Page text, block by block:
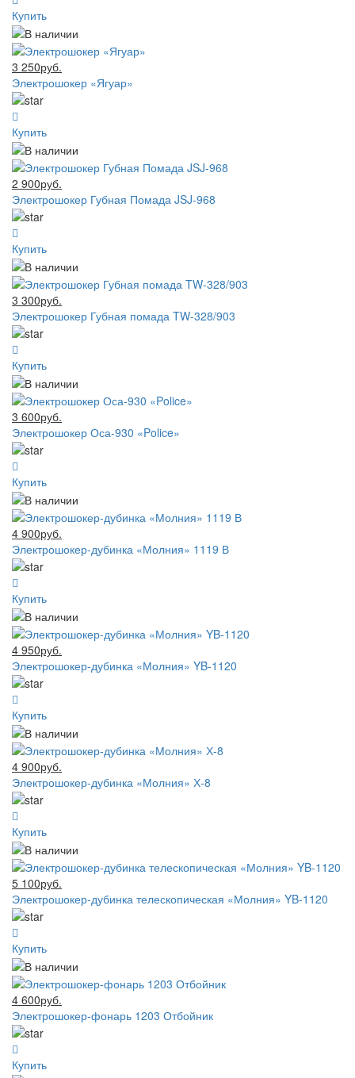
Купить
3 250руб.
Электрошокер «Ягуар»
Купить
2 900руб.
Электрошокер Губная Помада JSJ-968
Купить
3 300руб.
Электрошокер Губная помада TW-328/903
Купить
3 600руб.
Электрошокер Оса-930 «Police»
Купить
4 900руб.
Электрошокер-дубинка «Молния» 1119 В
Купить
4 950руб.
Электрошокер-дубинка «Молния» YB-1120
Купить
4 900руб.
Электрошокер-дубинка «Молния» Х-8
Купить
5 100руб.
Электрошокер-дубинка телескопическая «Молния» YB-1120
Купить
4 600руб.
Электрошокер-фонарь 1203 Отбойник
Купить